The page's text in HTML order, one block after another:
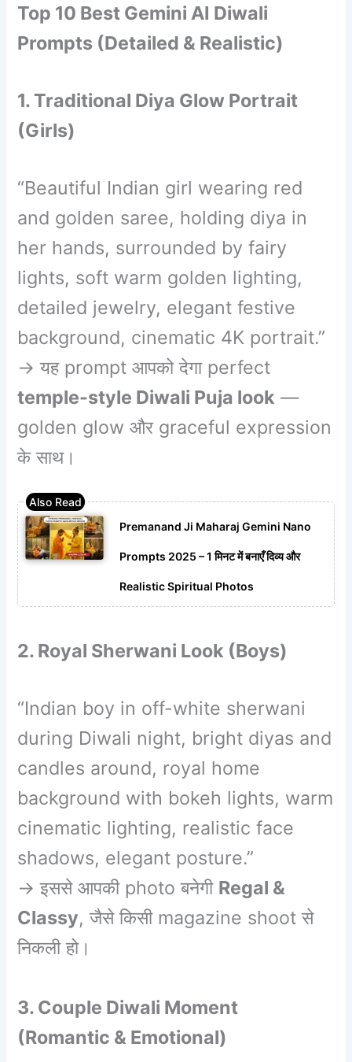
Top 10 Best Gemini AI Diwali
Prompts (Detailed & Realistic)
1. Traditional Diya Glow Portrait
(Girls)
“Beautiful Indian girl wearing red
and golden saree, holding diya in
her hands, surrounded by fairy
lights, soft warm golden lighting,
detailed jewelry, elegant festive
background, cinematic 4K portrait.”
→ यह prompt आपको देगा perfect
temple-style Diwali Puja look —
golden glow और graceful expression
के साथ।
Premanand Ji Maharaj Gemini Nano
Prompts 2025 – 1 मिनट में बनाएँ दिव्य और
Realistic Spiritual Photos
2. Royal Sherwani Look (Boys)
“Indian boy in off-white sherwani
during Diwali night, bright diyas and
candles around, royal home
background with bokeh lights, warm
cinematic lighting, realistic face
shadows, elegant posture.”
→ इससे आपकी photo बनेगी Regal &
Classy, जैसे किसी magazine shoot से
निकली हो।
3. Couple Diwali Moment
(Romantic & Emotional)